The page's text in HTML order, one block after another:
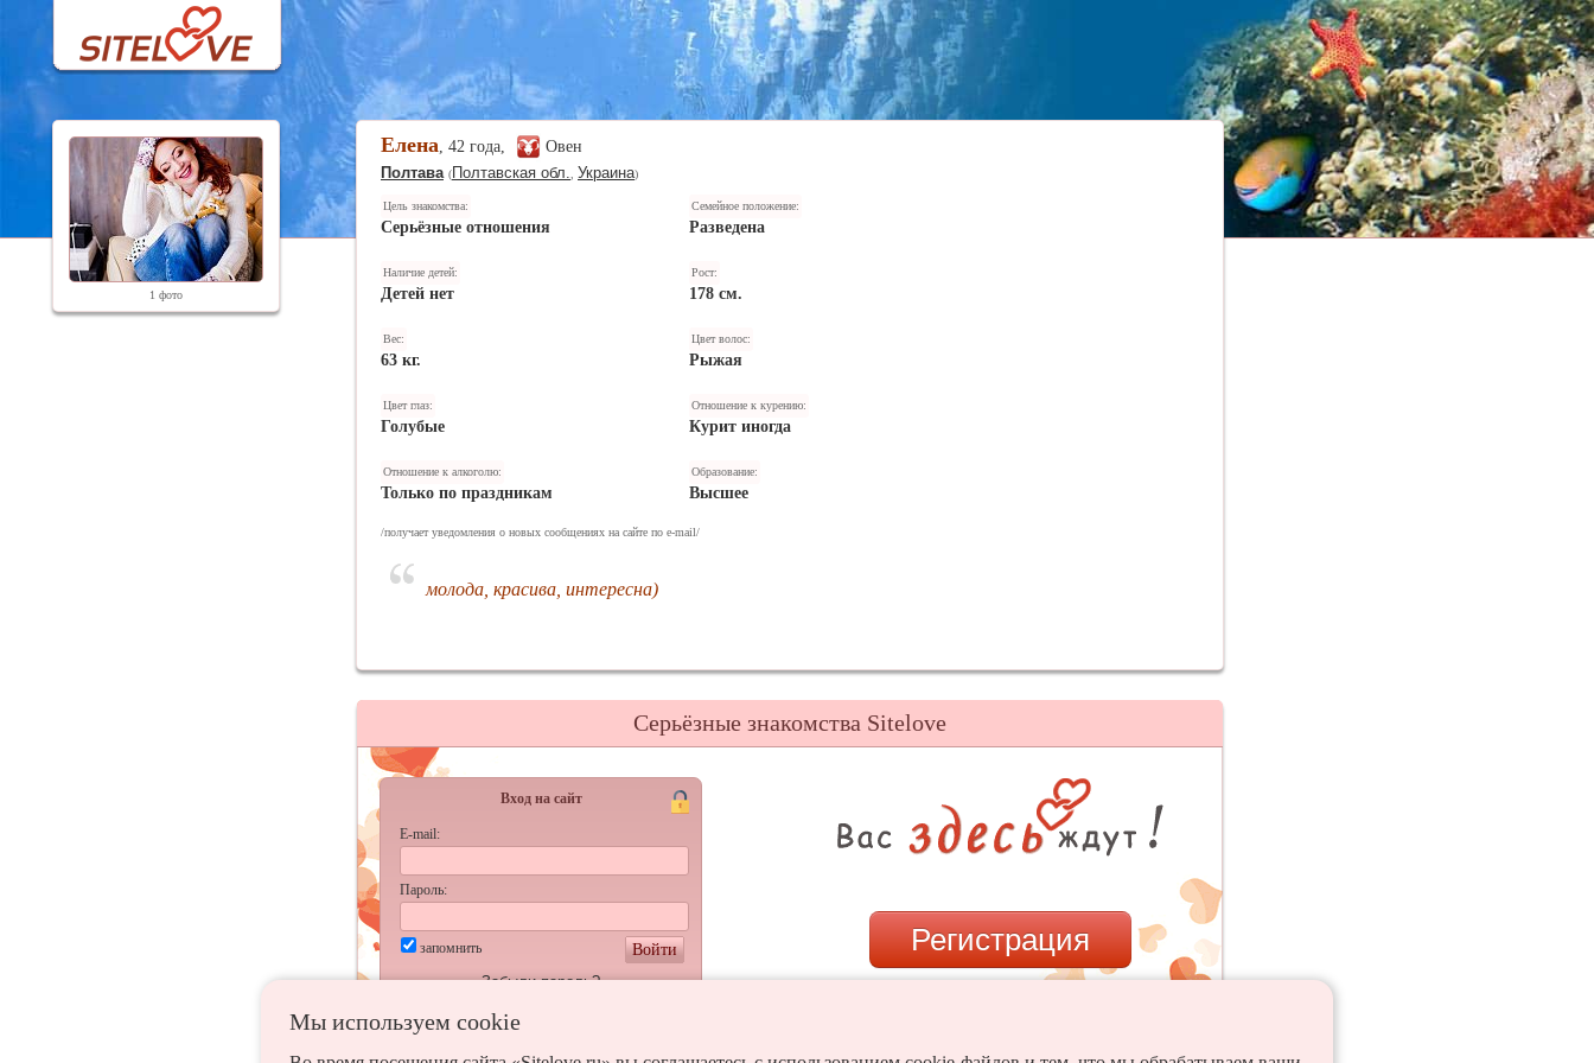
1 фото
Елена, 42 года,
Овен
Полтава (Полтавская обл. Украина)
Цель знакомства:
Серьёзные отношения
Семейное положение:
Разведена
Наличие детей:
Детей нет
Рост:
178 см.
Вес:
63 кг.
Цвет волос:
Рыжая
Цвет глаз:
Голубые
Отношение к курению:
Курит иногда
Отношение к алкоголю:
Только по праздникам
Образование:
Высшее
/получает уведомления о новых сообщениях на сайте по e-mail/
молода, красива, интересна)
Мы используем сookie
Серьёзные знакомства Sitelove
Вход на сайт
E-mail:
Пароль:
запомнить
Войти
Забыли пароль?
Регистрация